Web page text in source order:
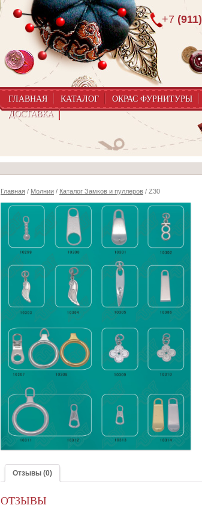
+7 (911)
ГЛАВНАЯ КАТАЛОГ ОКРАС ФУРНИТУРЫ
ДОСТАВКА
Главная / Молнии / Каталог Замков и пуллеров / Z30
Отзывы (0)
ОТЗЫВЫ